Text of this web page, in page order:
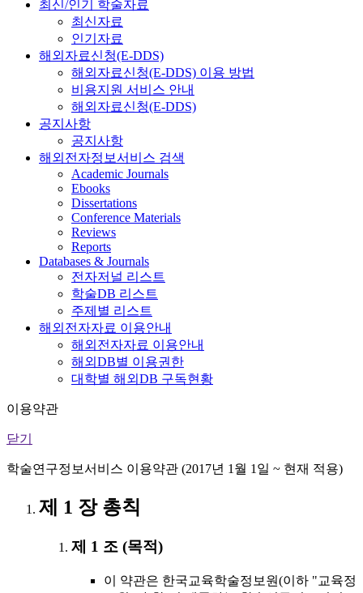
최신/인기 학술자료
최신자료
인기자료
해외자료신청(E-DDS)
해외자료신청(E-DDS) 이용 방법
비용지원 서비스 안내
해외자료신청(E-DDS)
공지사항
공지사항
해외전자정보서비스 검색
Academic Journals
Ebooks
Dissertations
Conference Materials
Reviews
Reports
Databases & Journals
전자저널 리스트
학술DB 리스트
주제별 리스트
해외전자자료 이용안내
해외전자자료 이용안내
해외DB별 이용권한
대학별 해외DB 구독현황
이용약관
닫기
학술연구정보서비스 이용약관 (2017년 1월 1일 ~ 현재 적용)
제 1 장 총칙
제 1 조 (목적)
이 약관은 한국교육학술정보원(이하 "교육정